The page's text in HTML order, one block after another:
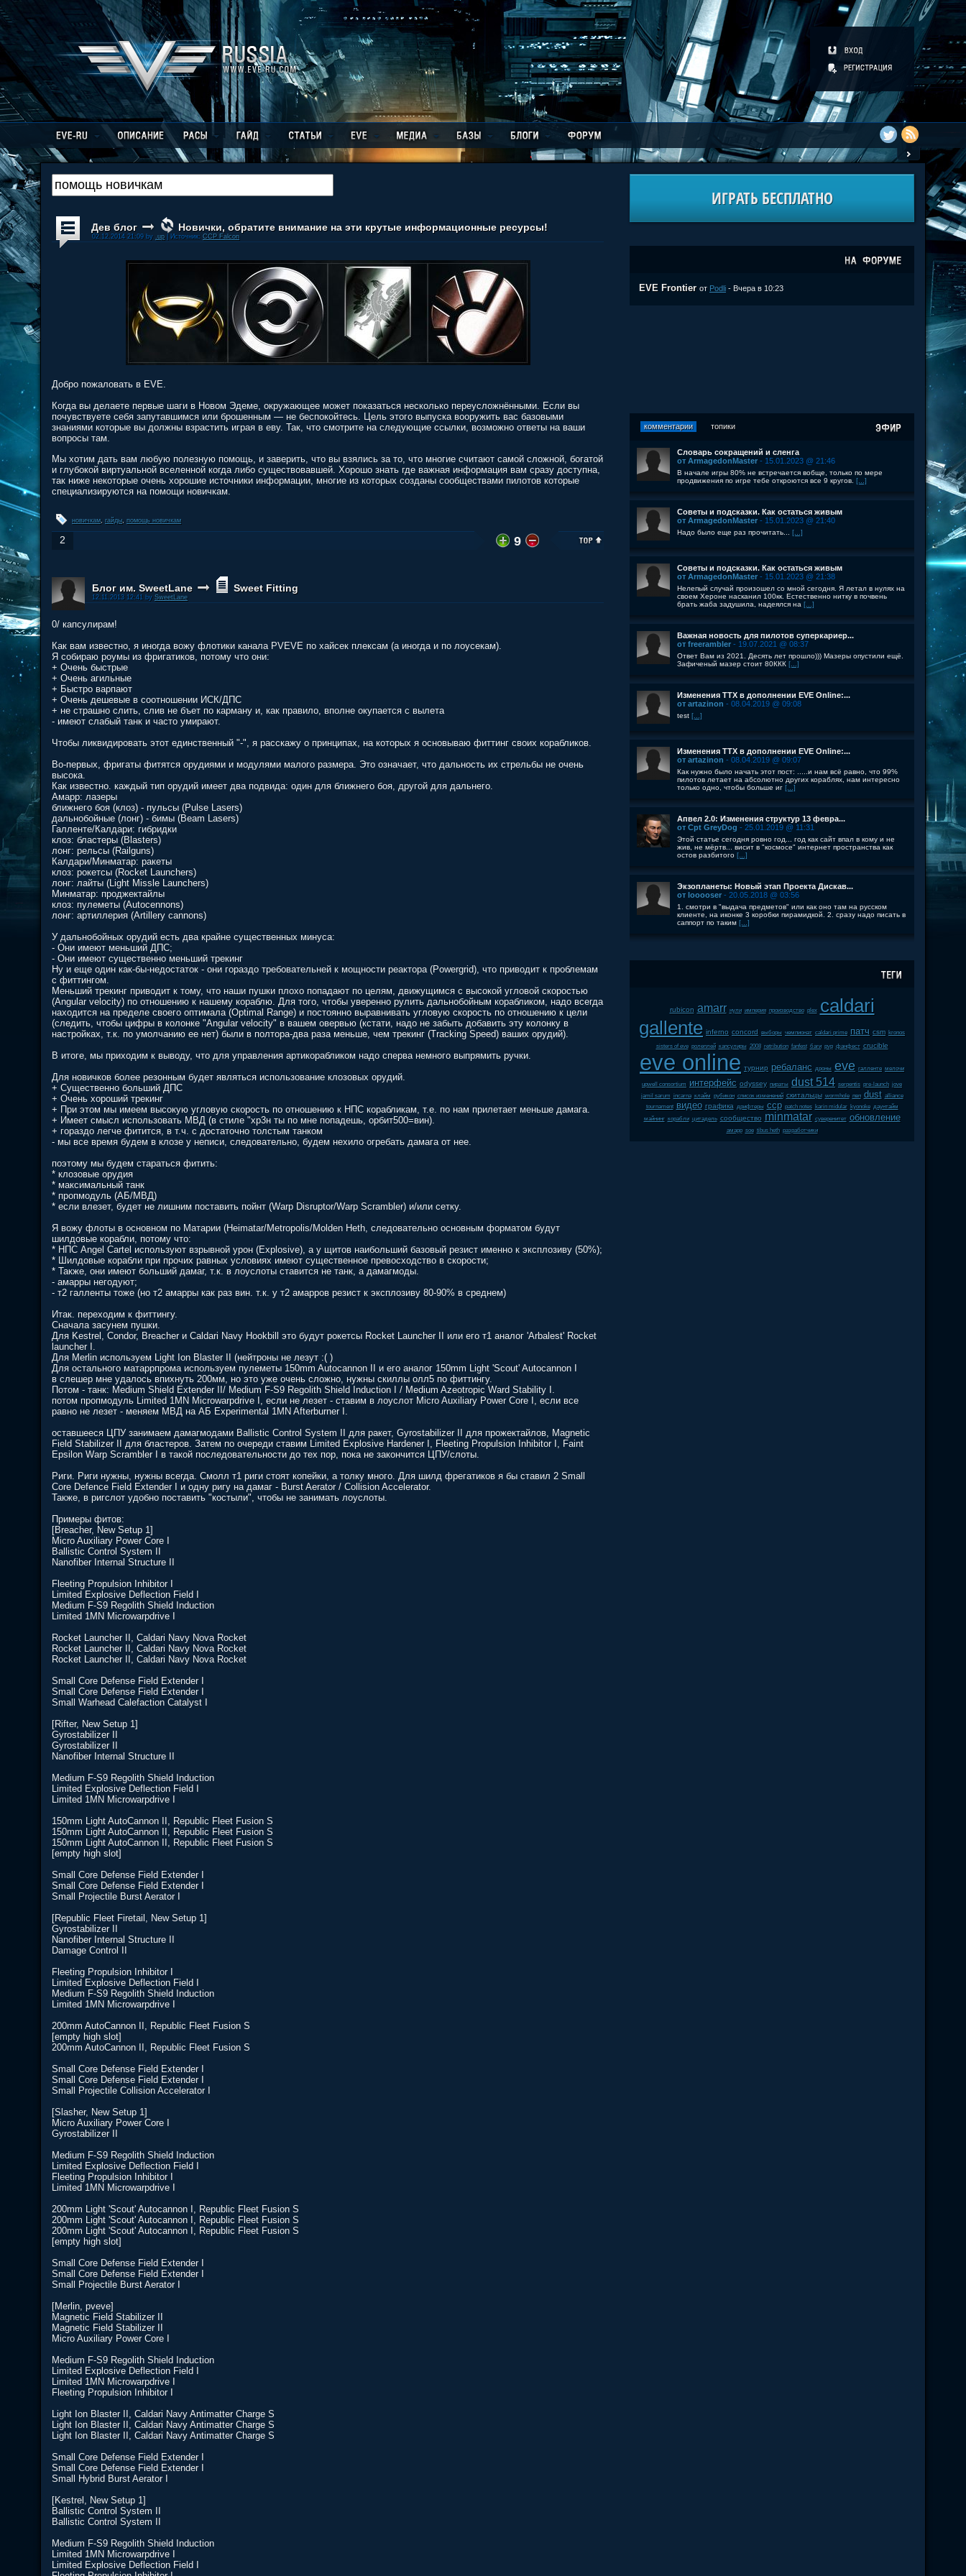
Дев блог Новички, обратите внимание на эти крутые информационные ресурсы!
02.12.2014 21:09 by .up| Источник: CCP Falcon
Добро пожаловать в EVE.
Когда вы делаете первые шаги в Новом Эдеме, окружающее может показаться несколько переусложнёнными. Если вы
почувствуете себя запутавшимся или брошенным — не беспокойтесь. Цель этого выпуска вооружить вас базовыми
знаниями которые вы должны взрастить играя в еву. Так, что смотрите на следующие ссылки, возможно ответы на ваши
вопросы там.
Мы хотим дать вам любую полезную помощь, и заверить, что вы взялись за то, что многие считают самой сложной, богатой
и глубокой виртуальной вселенной когда либо существовавшей. Хорошо знать где важная информация вам сразу доступна,
так ниже некоторые очень хорошие источники информации, многие из которых созданы сообществами пилотов которые
специализируются на помощи новичкам.
новичкам, гайды, помощь новичкам
2 9
Блог им. SweetLane Sweet Fitting
12.11.2013 12:41 by SweetLane
0/ капсулирам!
Как вам известно, я иногда вожу флотики канала PVEVE по хайсек плексам (а иногда и по лоусекам).
Я собираю роумы из фригатиков, потому что они:
+ Очень быстрые
+ Очень агильные
+ Быстро варпают
+ Очень дешевые в соотношении ИСК/ДПС
+ не страшно слить, слив не бъет по карману и, как правило, вполне окупается с вылета
- имеют слабый танк и часто умирают.
Чтобы ликвидировать этот единственный "-", я расскажу о принципах, на которых я основываю фиттинг своих корабликов.
Во-первых, фригаты фитятся орудиями и модулями малого размера. Это означает, что дальность их стрельбы не очень
высока.
Как известно. каждый тип орудий имеет два подвида: один для ближнего боя, другой для дальнего.
Амарр: лазеры
ближнего боя (клоз) - пульсы (Pulse Lasers)
дальнобойные (лонг) - бимы (Beam Lasers)
Галленте/Калдари: гибридки
клоз: бластеры (Blasters)
лонг: рельсы (Railguns)
Калдари/Минматар: ракеты
клоз: рокетсы (Rocket Launchers)
лонг: лайты (Light Missle Launchers)
Минматар: проджектайлы
клоз: пулеметы (Autocennons)
лонг: артиллерия (Artillery cannons)
У дальнобойных орудий есть два крайне существенных минуса:
- Они имеют меньший ДПС;
- Они имеют существенно меньший трекинг
Ну и еще один как-бы-недостаток - они гораздо требовательней к мощности реактора (Powergrid), что приводит к проблемам
с фиттингом.
Меньший трекинг приводит к тому, что наши пушки плохо попадают по целям, движущимся с высокой угловой скоростью
(Angular velocity) по отношению к нашему кораблю. Для того, чтобы уверенно рулить дальнобойным корабликом, надо всегда
находится на пределе своего оптимала (Optimal Range) и постоянно выравнивать угловую скорость по отношению к цели
(следить, чтобы цифры в колонке "Angular velocity" в вашем овервью (кстати, надо не забыть добавить эту колонку в
настройках, т.к. по умолчанию ее нет) были в полтора-два раза меньше, чем трекинг (Tracking Speed) ваших орудий).
В итоге, мы приходим к выводу, что для управления артикорабликом надо сперва немного выпрямить ручки.
Для новичков более резонным будет являться использование клозовых орудий.
+ Существенно больший ДПС
+ Очень хороший трекинг
+ При этом мы имеем высокую угловую скорость по отношению к НПС корабликам, т.е. по нам прилетает меньше дамага.
+ Имеет смысл использовать МВД (в стиле "хр3н ты по мне попадешь, орбит500=вин).
+ гораздо легче фитится, в т.ч. с достаточно толстым танком
- мы все время будем в клозе у неписи, следовательно, будем нехило огребать дамага от нее.
поэтому мы будем стараться фитить:
* клозовые орудия
* максимальный танк
* пропмодуль (АБ/МВД)
* если влезет, будет не лишним поставить пойнт (Warp Disruptor/Warp Scrambler) и/или сетку.
Я вожу флоты в основном по Матарии (Heimatar/Metropolis/Molden Heth, следовательно основным форматом будут
шилдовые корабли, потому что:
* НПС Angel Cartel используют взрывной урон (Explosive), а у щитов наибольший базовый резист именно к эксплозиву (50%);
* Шилдовые корабли при прочих равных условиях имеют существенное превосходство в скорости;
* Также, они имеют больший дамаг, т.к. в лоуслоты ставится не танк, а дамагмоды.
- амарры негодуют;
- т2 галленты тоже (но т2 амарры как раз вин. т.к. у т2 амарров резист к эксплозиву 80-90% в среднем)
Итак. переходим к фиттингу.
Сначала засунем пушки.
Для Kestrel, Condor, Breacher и Caldari Navy Hookbill это будут рокетсы Rocket Launcher II или его т1 аналог 'Arbalest' Rocket
launcher I.
Для Merlin используем Light Ion Blaster II (нейтроны не лезут :( )
Для остального матаррпрома используем пулеметы 150mm Autocannon II и его аналог 150mm Light 'Scout' Autocannon I
в слешер мне удалось впихнуть 200мм, но это уже очень сложно, нужны скиллы олл5 по фиттингу.
Потом - танк: Medium Shield Extender II/ Medium F-S9 Regolith Shield Induction I / Medium Azeotropic Ward Stability I.
потом пропмодуль Limited 1MN Microwarpdrive I, если не лезет - ставим в лоуслот Micro Auxiliary Power Core I, если все
равно не лезет - меняем МВД на АБ Experimental 1MN Afterburner I.
оставшееся ЦПУ занимаем дамагмодами Ballistic Control System II для ракет, Gyrostabilizer II для прожектайлов, Magnetic
Field Stabilizer II для бластеров. Затем по очереди ставим Limited Explosive Hardener I, Fleeting Propulsion Inhibitor I, Faint
Epsilon Warp Scrambler I в такой последовательности до тех пор, пока не закончится ЦПУ/слоты.
Риги. Риги нужны, нужны всегда. Смолл т1 риги стоят копейки, а толку много. Для шилд фрегатиков я бы ставил 2 Small
Core Defence Field Extender I и одну ригу на дамаг - Burst Aerator / Collision Accelerator.
Также, в ригслот удобно поставить "костыли", чтобы не занимать лоуслоты.
Примеры фитов:
[Breacher, New Setup 1]
Micro Auxiliary Power Core I
Ballistic Control System II
Nanofiber Internal Structure II
Fleeting Propulsion Inhibitor I
Limited Explosive Deflection Field I
Medium F-S9 Regolith Shield Induction
Limited 1MN Microwarpdrive I
Rocket Launcher II, Caldari Navy Nova Rocket
Rocket Launcher II, Caldari Navy Nova Rocket
Rocket Launcher II, Caldari Navy Nova Rocket
Small Core Defense Field Extender I
Small Core Defense Field Extender I
Small Warhead Calefaction Catalyst I
[Rifter, New Setup 1]
Gyrostabilizer II
Gyrostabilizer II
Nanofiber Internal Structure II
Medium F-S9 Regolith Shield Induction
Limited Explosive Deflection Field I
Limited 1MN Microwarpdrive I
150mm Light AutoCannon II, Republic Fleet Fusion S
150mm Light AutoCannon II, Republic Fleet Fusion S
150mm Light AutoCannon II, Republic Fleet Fusion S
[empty high slot]
Small Core Defense Field Extender I
Small Core Defense Field Extender I
Small Projectile Burst Aerator I
[Republic Fleet Firetail, New Setup 1]
Gyrostabilizer II
Nanofiber Internal Structure II
Damage Control II
Fleeting Propulsion Inhibitor I
Limited Explosive Deflection Field I
Medium F-S9 Regolith Shield Induction
Limited 1MN Microwarpdrive I
200mm AutoCannon II, Republic Fleet Fusion S
[empty high slot]
200mm AutoCannon II, Republic Fleet Fusion S
Small Core Defense Field Extender I
Small Core Defense Field Extender I
Small Projectile Collision Accelerator I
[Slasher, New Setup 1]
Micro Auxiliary Power Core I
Gyrostabilizer II
Medium F-S9 Regolith Shield Induction
Limited Explosive Deflection Field I
Fleeting Propulsion Inhibitor I
Limited 1MN Microwarpdrive I
200mm Light 'Scout' Autocannon I, Republic Fleet Fusion S
200mm Light 'Scout' Autocannon I, Republic Fleet Fusion S
200mm Light 'Scout' Autocannon I, Republic Fleet Fusion S
[empty high slot]
Small Core Defense Field Extender I
Small Core Defense Field Extender I
Small Projectile Burst Aerator I
[Merlin, pveve]
Magnetic Field Stabilizer II
Magnetic Field Stabilizer II
Micro Auxiliary Power Core I
Medium F-S9 Regolith Shield Induction
Limited Explosive Deflection Field I
Limited 1MN Microwarpdrive I
Fleeting Propulsion Inhibitor I
Light Ion Blaster II, Caldari Navy Antimatter Charge S
Light Ion Blaster II, Caldari Navy Antimatter Charge S
Light Ion Blaster II, Caldari Navy Antimatter Charge S
Small Core Defense Field Extender I
Small Core Defense Field Extender I
Small Hybrid Burst Aerator I
[Kestrel, New Setup 1]
Ballistic Control System II
Ballistic Control System II
Medium F-S9 Regolith Shield Induction
Limited 1MN Microwarpdrive I
Limited Explosive Deflection Field I
ИГРАТЬ БЕСПЛАТНО
EVE Frontier от Podli - Вчера в 10:23
комментарии топики
Словарь сокращений и сленга
от ArmagedonMaster - 15.01.2023 @ 21:46
В начале игры 80% не встречается вобще, только по мере
продвижения по игре тебе откроются все 9 кругов. [...]
Советы и подсказки. Как остаться живым
от ArmagedonMaster - 15.01.2023 @ 21:40
Надо было еще раз прочитать... [...]
Советы и подсказки. Как остаться живым
от ArmagedonMaster - 15.01.2023 @ 21:38
Нелепый случай произошел со мной сегодня. Я летал в нулях на
своем Хероне насканил 100кк. Естественно нитку в почвень
брать жаба задушила, надеялся на [...]
Важная новость для пилотов суперкариер...
от freerambler - 19.07.2021 @ 08:37
Ответ Вам из 2021. Десять лет прошло))) Мазеры опустили ещё.
Зафиченый мазер стоит 80ККК [...]
Изменения ТТХ в дополнении EVE Online:...
от artazinon - 08.04.2019 @ 09:08
test [...]
Изменения ТТХ в дополнении EVE Online:...
от artazinon - 08.04.2019 @ 09:07
Как нужно было начать этот пост: .....и нам всё равно, что 99%
пилотов летает на абсолютно других кораблях, нам интересно
только одно, чтобы больше иг [...]
Апвел 2.0: Изменения структур 13 февра...
от Cpt GreyDog - 25.01.2019 @ 11:31
Этой статье сегодня ровно год... год как сайт впал в кому и не
жив, не мёртв... висит в "космосе" интернет пространства как
остов разбитого [...]
Экзопланеты: Новый этап Проекта Дискав...
от looooser - 20.05.2018 @ 03:56
1. смотри в "выдача предметов" или как оно там на русском
клиенте, на иконке 3 коробки пирамидкой. 2. сразу надо писать в
саппорт по таким [...]
rubicon amarr нули империя производство plex
caldari
gallente inferno concord выборы чемпионат caldari prime патч csm kronos
sisters of eve ролеплей капсулиры 2008 retribution fanfest баги pvp фанфест crucible
eve online турнир ребаланс дроны eve галленте мелочи
upwell consortium интерфейс odyssey пираты dust 514 serpentis pre-launch jove
jamil sarum incarna клайм рубикон список изменений скитальцы wormhole пвп dust alliance
tournament
видео графика дрифтеры ccp patch notes karin midular kyonoke даунтайм
майнинг корабли цитадель сообщество minmatar суверенитет обновление
амарр soe tibus heth разработчики